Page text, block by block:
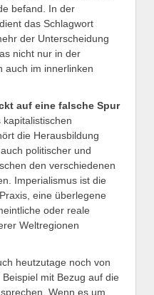
befand. In der
das Schlagwort
der Unterscheidung
nicht nur in der
auch im innerlinken
auf eine falsche Spur
die Herausbildung
politischer und
den verschiedenen
Imperialismus ist die
eine überlegene
oder reale
Weltregionen
heutzutage noch von
mit Bezug auf die
Wenn es um